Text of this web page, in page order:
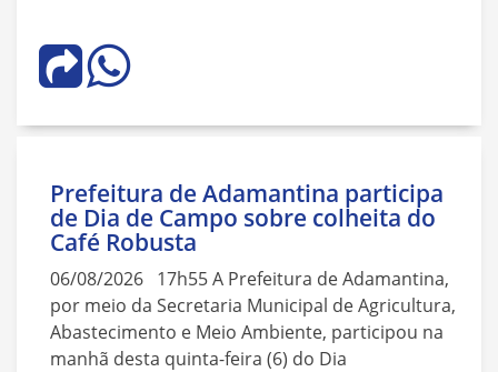
Prefeitura de Adamantina participa
de Dia de Campo sobre colheita do
Café Robusta
06/08/2026 17h55 A Prefeitura de Adamantina,
por meio da Secretaria Municipal de Agricultura,
Abastecimento e Meio Ambiente, participou na
manhã desta quinta-feira (6) do Dia